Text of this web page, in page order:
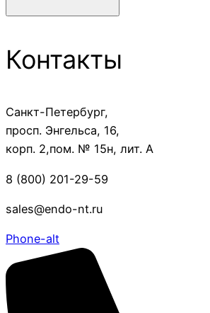
Контакты
Санкт-Петербург,
просп. Энгельса, 16,
корп. 2,пом. № 15н, лит. А
8 (800) 201-29-59
sales@endo-nt.ru
Phone-alt